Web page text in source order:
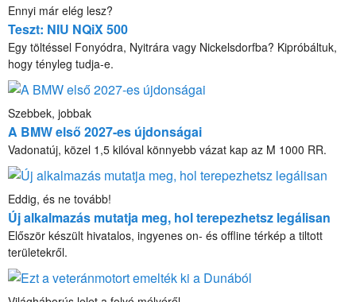
Ennyi már elég lesz?
Teszt: NIU NQiX 500
Egy töltéssel Fonyódra, Nyitrára vagy Nickelsdorfba? Kipróbáltuk,
hogy tényleg tudja-e.
Szebbek, jobbak
A BMW első 2027-es újdonságai
Vadonatúj, közel 1,5 kilóval könnyebb vázat kap az M 1000 RR.
Eddig, és ne tovább!
Új alkalmazás mutatja meg, hol terepezhetsz legálisan
Először készült hivatalos, ingyenes on- és offline térkép a tiltott
területekről.